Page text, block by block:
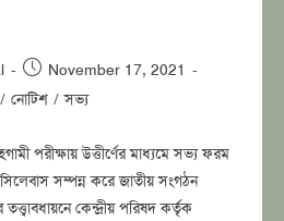
Post
published:
November 17, 2021
/ নোটিশ / সভ্য
পরীক্ষায় উত্তীর্ণের মাধ্যমে সভ্য ফরম
সম্পন্ন করে জাতীয় সংগঠন
কেন্দ্রীয় পরিষদ কর্তৃক